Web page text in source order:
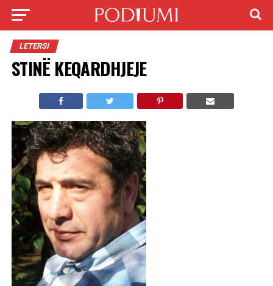
LETERSI
STINË KEQARDHJEJE